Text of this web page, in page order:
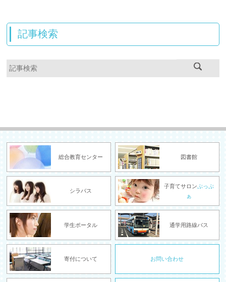
記事検索
総合教育センター 図書館
シラバス
子育てサロンぷっぷ
ぁ
学生ポータル 通学用路線バス
寄付について お問い合わせ